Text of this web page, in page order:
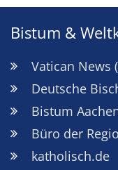
Bistum &
Vatican News
Deutsche
Bistum
Büro der
katholisch.de